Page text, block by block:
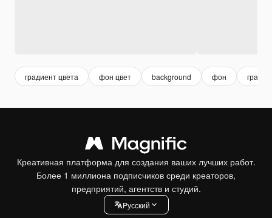
градиент цвета фон цвет background фон
Креативная платформа для создания ваших лучших работ.
Более 1 миллиона подписчиков среди креаторов,
предприятий, агентств и студий.
Pусский